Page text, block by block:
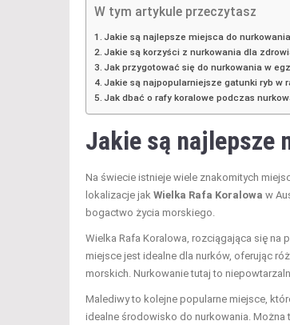
W tym artykule przeczytasz
Jakie są najlepsze miejsca do
Jakie są korzyści z nurkowania dla
Jak przygotować się do nurkowania w
Jakie są najpopularniejsze gatunki ryb w
Jak dbać o rafy koralowe podczas
Jakie są najlepsze
Na świecie istnieje wiele znakomitych
lokalizacje jak Wielka Rafa Koralowa w
bogactwo życia morskiego.
Wielka Rafa Koralowa, rozciągająca się na
miejsce jest idealne dla nurków, oferując
morskich. Nurkowanie tutaj to
Malediwy to kolejne popularne miejsce,
idealne środowisko do nurkowania. Można